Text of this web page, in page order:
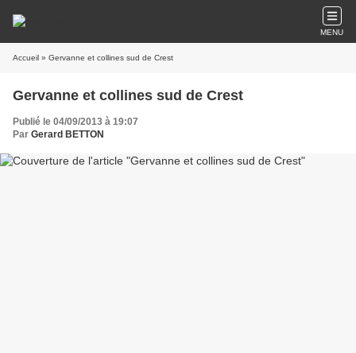
MENU
Accueil » Gervanne et collines sud de Crest
Gervanne et collines sud de Crest
Publié le 04/09/2013 à 19:07
Par Gerard BETTON